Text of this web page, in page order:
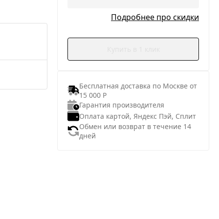
Подробнее про скидки
Бесплатная доставка по Москве от
15 000 Р
Гарантия производителя
Оплата картой, Яндекс Пэй, Сплит
Обмен или возврат в течение 14
дней